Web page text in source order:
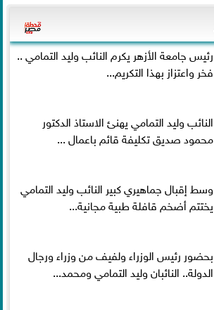
رئيس جامعة الأزهر يكرم النائب وليد التمامي ..
فخر واعتزاز بهذا التكريم...
النائب وليد التمامي يهنئ الاستاذ الدكتور
محمود صديق تكليفة قائم باعمال ...
وسط إقبال جماهيري كبير النائب وليد التمامي
يختتم أضخم قافلة طبية مجانية...
بحضور رئيس الوزراء ولفيف من وزراء ورجال
الدولة.. النائبان وليد التمامي ومحمد...